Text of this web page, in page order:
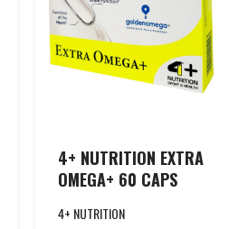
4+ NUTRITION EXTRA
OMEGA+ 60 CAPS
4+ NUTRITION